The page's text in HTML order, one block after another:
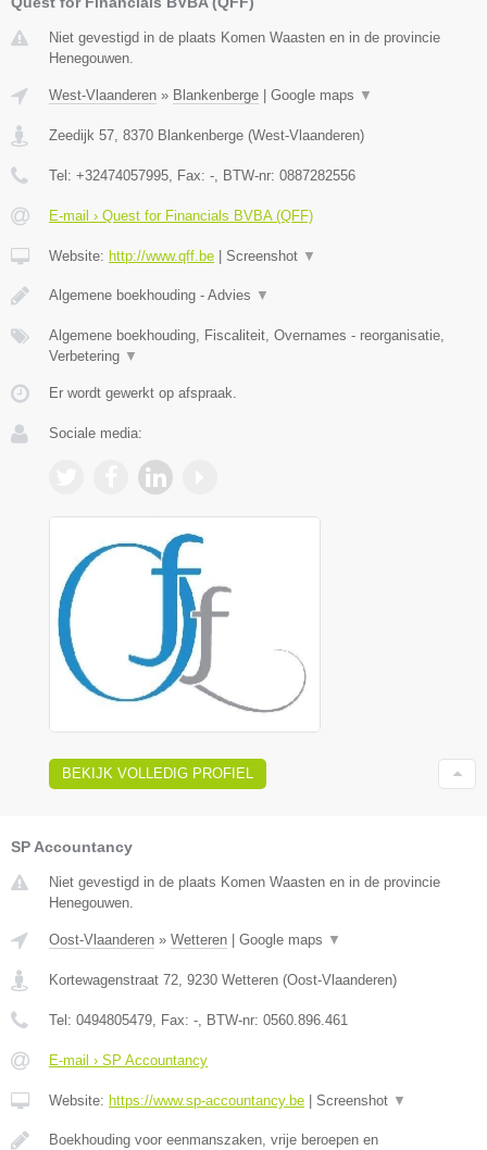
Niet gevestigd in de plaats Komen Waasten en in de provincie
Henegouwen.
West-Vlaanderen » Blankenberge Google maps ▼
Zeedijk 57, 8370 Blankenberge (West-Vlaanderen)
Tel: +32474057995, Fax: -, BTW-nr: 0887282556
E-mail › Quest for Financials BVBA (QFF)
Website: http://www.qff.be Screenshot ▼
Algemene boekhouding - Advies ▼
Algemene boekhouding, Fiscaliteit, Overnames - reorganisatie,
Verbetering ▼
Er wordt gewerkt op afspraak.
Sociale media:
BEKIJK VOLLEDIG PROFIEL
SP Accountancy
Niet gevestigd in de plaats Komen Waasten en in de provincie
Henegouwen.
Oost-Vlaanderen » Wetteren Google maps ▼
Kortewagenstraat 72 9230 Wetteren (Oost-Vlaanderen)
Tel: 0494805479 , Fax: - , BTW-nr: 0560.896.461
E-mail › SP Accountancy
Website: https://www.sp-accountancy.be Screenshot ▼
Boekhouding voor eenmanszaken, vrije beroepen en